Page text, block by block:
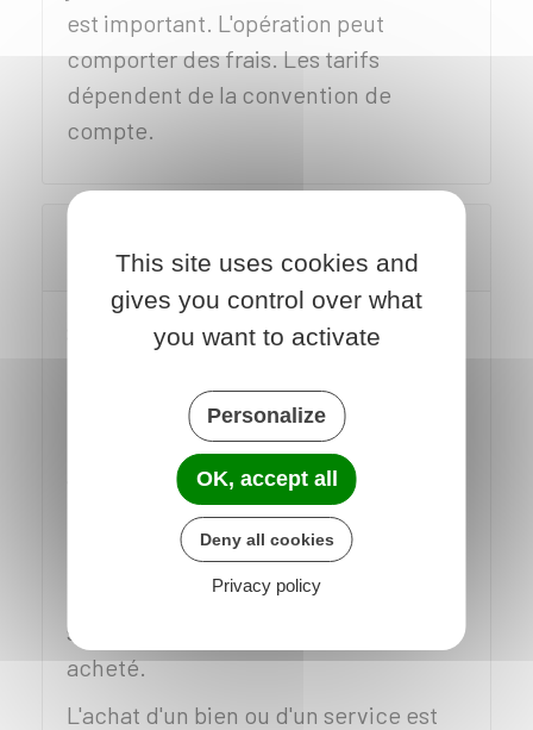
est important. L'opération peut
comporter des frais. Les tarifs
dépendent de la convention de
compte.
commerçant ?
Si vous faites un achat chez un
de retirer de l'argent liquide au
moment du paiement. C'est ce qu'on
cashback.
Le commerçant peut vous remettre
de l'argent liquide si vous payez par
carte bancaire pour un montant
supérieur au bien ou au service
acheté.
L'achat d'un bien ou d'un service est
This site uses cookies and
gives you control over what
you want to activate
Personalize
OK, accept all
Deny all cookies
Privacy policy